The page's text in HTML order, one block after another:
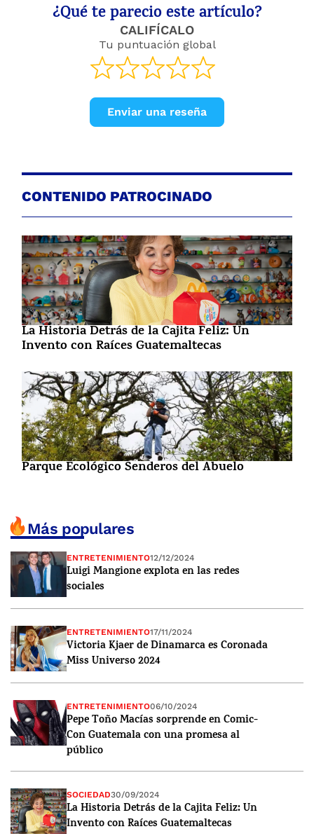
¿Qué te parecio este artículo?
CALIFÍCALO
Tu puntuación global
Enviar una reseña
CONTENIDO PATROCINADO
La Historia Detrás de la Cajita Feliz: Un
Invento con Raíces Guatemaltecas
Parque Ecológico Senderos del Abuelo
Más populares
ENTRETENIMIENTO12/12/2024
Luigi Mangione explota en las redes
sociales
ENTRETENIMIENTO17/11/2024
Victoria Kjaer de Dinamarca es Coronada
Miss Universo 2024
ENTRETENIMIENTO06/10/2024
Pepe Toño Macías sorprende en Comic-
Con Guatemala con una promesa al
público
SOCIEDAD30/09/2024
La Historia Detrás de la Cajita Feliz: Un
Invento con Raíces Guatemaltecas